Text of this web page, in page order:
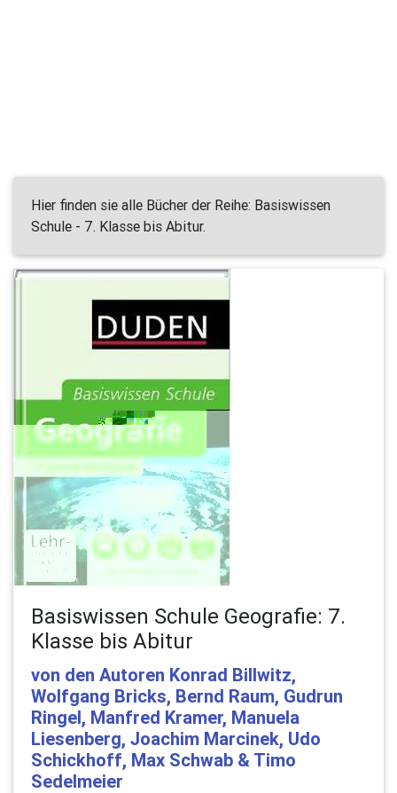
Hier finden sie alle Bücher der Reihe: Basiswissen
Schule - 7. Klasse bis Abitur.
Basiswissen Schule Geografie: 7.
Klasse bis Abitur
von den Autoren Konrad Billwitz,
Wolfgang Bricks, Bernd Raum, Gudrun
Ringel, Manfred Kramer, Manuela
Liesenberg, Joachim Marcinek, Udo
Schickhoff, Max Schwab & Timo
Sedelmeier